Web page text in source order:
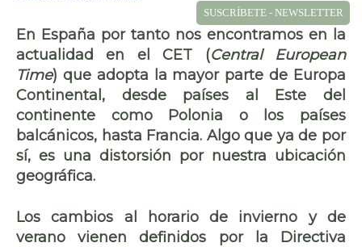
En España por tanto nos encontramos en la
actualidad en elCET (Central European
Time) que adopta la mayor parte de Europa
Continental, desde países al Este del
continente como Polonia o los países
balcánicos, hasta Francia. Algo que ya de por
sí, es una distorsión por nuestra ubicación
geográfica.
Los cambios al horario de invierno y de
verano vienen definidos por la Directiva
SUSCRÍBETE - NEWSLETTER